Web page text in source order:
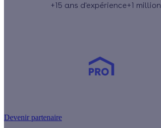
+15 ans d'expérience+1 million
Devenir partenaire